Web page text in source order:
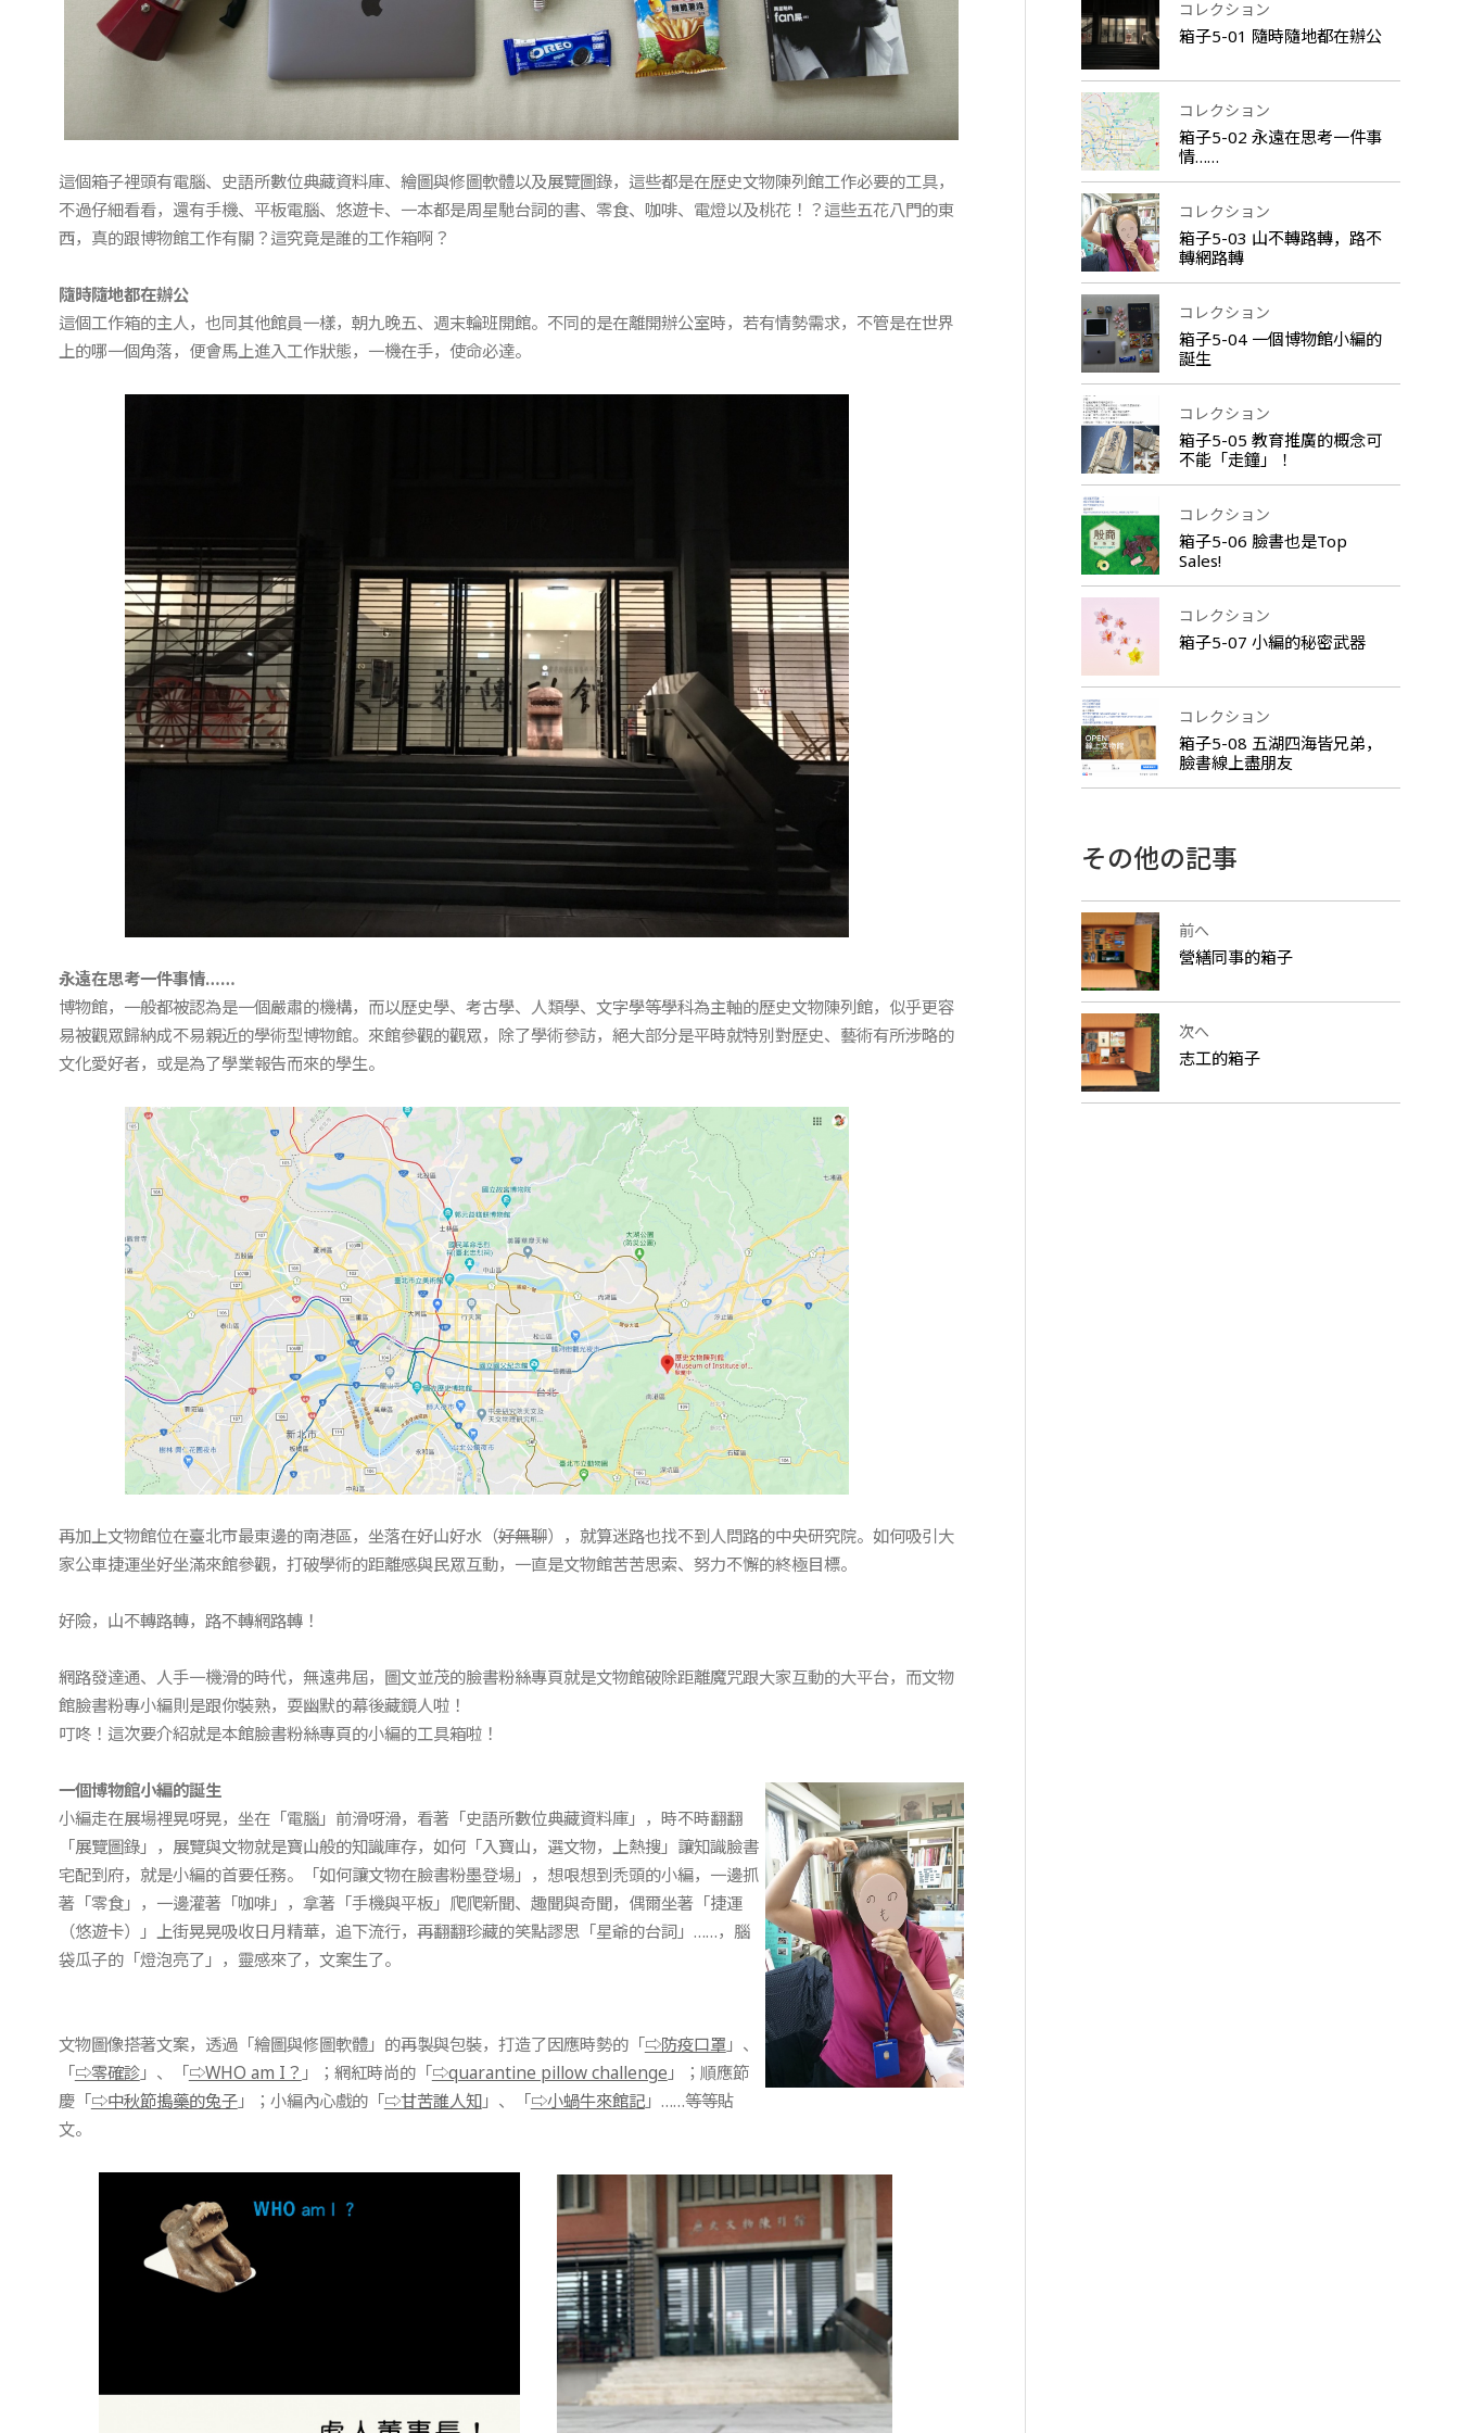
這個箱子裡頭有電腦、史語所數位典藏資料庫、繪圖與修圖軟體以及展覽圖錄，這些都是在歷史文物陳列館工作必要的工具，
不過仔細看看，還有手機、平板電腦、悠遊卡、一本都是周星馳台詞的書、零食、咖啡、電燈以及桃花！？這些五花八門的東
西，真的跟博物館工作有關？這究竟是誰的工作箱啊？
隨時隨地都在辦公
這個工作箱的主人，也同其他館員一樣，朝九晚五、週末輪班開館。不同的是在離開辦公室時，若有情勢需求，不管是在世界
上的哪一個角落，便會馬上進入工作狀態，一機在手，使命必達。
永遠在思考一件事情……
博物館，一般都被認為是一個嚴肅的機構，而以歷史學、考古學、人類學、文字學等學科為主軸的歷史文物陳列館，似乎更容
易被觀眾歸納成不易親近的學術型博物館。來館參觀的觀眾，除了學術參訪，絕大部分是平時就特別對歷史、藝術有所涉略的
文化愛好者，或是為了學業報告而來的學生。
再加上文物館位在臺北市最東邊的南港區，坐落在好山好水（好無聊），就算迷路也找不到人問路的中央研究院。如何吸引大
家公車捷運坐好坐滿來館參觀，打破學術的距離感與民眾互動，一直是文物館苦苦思索、努力不懈的終極目標。
好險，山不轉路轉，路不轉網路轉！
網路發達通、人手一機滑的時代，無遠弗屆，圖文並茂的臉書粉絲專頁就是文物館破除距離魔咒跟大家互動的大平台，而文物
館臉書粉專小編則是跟你裝熟，耍幽默的幕後藏鏡人啦！
叮咚！這次要介紹就是本館臉書粉絲專頁的小編的工具箱啦！
一個博物館小編的誕生
小編走在展場裡晃呀晃，坐在「電腦」前滑呀滑，看著「史語所數位典藏資料庫」，時不時翻翻
「展覽圖錄」，展覽與文物就是寶山般的知識庫存，如何「入寶山，選文物，上熱搜」讓知識臉書
宅配到府，就是小編的首要任務。「如何讓文物在臉書粉墨登場」，想哏想到禿頭的小編，一邊抓
著「零食」，一邊灌著「咖啡」，拿著「手機與平板」爬爬新聞、趣聞與奇聞，偶爾坐著「捷運
（悠遊卡）」上街晃晃吸收日月精華，追下流行，再翻翻珍藏的笑點謬思「星爺的台詞」……，腦
袋瓜子的「燈泡亮了」，靈感來了，文案生了。
文物圖像搭著文案，透過「繪圖與修圖軟體」的再製與包裝，打造了因應時勢的「⇨防疫口罩」、
「⇨零確診」、「⇨WHO am I？ 」；網紅時尚的「⇨quarantine pillow challenge 」；順應節
慶「⇨中秋節搗藥的兔子」；小編內心戲的「⇨甘苦誰人知」、「⇨小蝸牛來館記」……等等貼
文。
コレクション
箱子5-01 隨時隨地都在辦公
コレクション
箱子5-02 永遠在思考一件事
情……
コレクション
箱子5-03 山不轉路轉，路不
轉網路轉
コレクション
箱子5-04 一個博物館小編的
誕生
コレクション
箱子5-05 教育推廣的概念可
不能「走鐘」！
コレクション
箱子5-06 臉書也是Top
Sales!
コレクション
箱子5-07 小編的秘密武器
コレクション
箱子5-08 五湖四海皆兄弟，
臉書線上盡朋友
その他の記事
前へ
營繕同事的箱子
次へ
志工的箱子